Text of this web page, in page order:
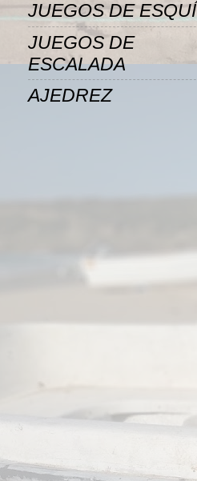
JUEGOS DE ESQUÍ
JUEGOS DE
ESCALADA
AJEDREZ